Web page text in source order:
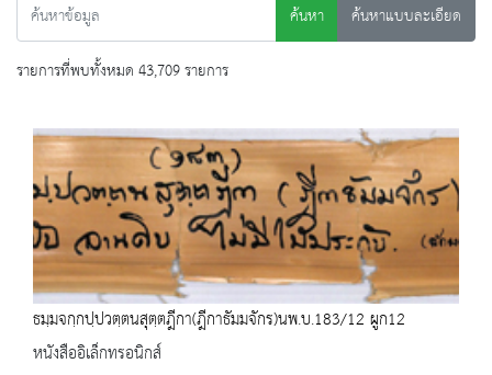
ค้นหา
ค้นหาแบบละเอียด
รายการที่พบทั้งหมด 43,709 รายการ
ธมฺมจกฺกปฺปวตฺตนสุตฺตฎีกา(ฎีกาธัมมจักร)นพ.บ.183/12 ผูก12
หนังสืออิเล็กทรอนิกส์